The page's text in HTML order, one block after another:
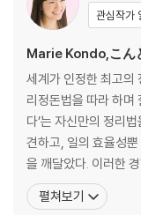
관심작가
Marie Kondo,こん
세계가 인정한 최고의
리정돈법을 따라 하며
다’는 자신만의 정리
견하고, 일의 효율성
을 깨달았다. 이러한 경험과 노하우를 담은 대표작 『정리의 힘』과 『정
리의 기술』은 일본과
합 베스트 1위에 오르
펼쳐보기